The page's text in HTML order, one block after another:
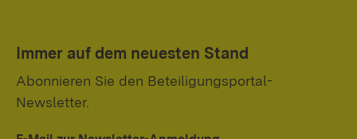
Immer auf dem neuesten Stand
Abonnieren Sie den Beteiligungsportal-
Newsletter.